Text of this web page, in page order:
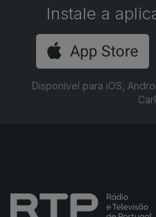
Instale a
Disponível para iOS,